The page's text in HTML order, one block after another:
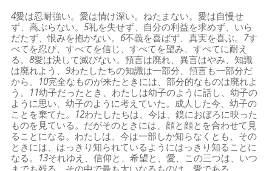
4愛は忍耐強い。愛は情け深い。ねたまない。愛は自慢せ
ず、高ぶらない。5礼を失せず、自分の利益を求めず、いら
だたず、恨みを抱かない。 6不義を喜ばず、真実を喜ぶ。 7す
べてを忍び、すべてを信じ、すべてを望み、すべてに耐え
る。8愛は決して滅びない。預言は廃れ、異言はやみ、知識
は廃れよう、9わたしたちの知識は一部分、預言も一部分だ
から。 10完全なものが来たときには、部分的なものは廃れよ
う。 11幼子だったとき、わたしは幼子のように話し、幼子の
ように思い、幼子のように考えていた。成人した今、幼子の
ことを棄てた。 12わたしたちは、今は、鏡におぼろに映った
ものを見ている。だがそのときには、顔と顔とを合わせて見
ることになる。わたしは、今は一部しか知らなくとも、その
ときには、はっきり知られているようにはっきり知ることに
なる。 13それゆえ、信仰と、希望と、愛、この三つは、いつ